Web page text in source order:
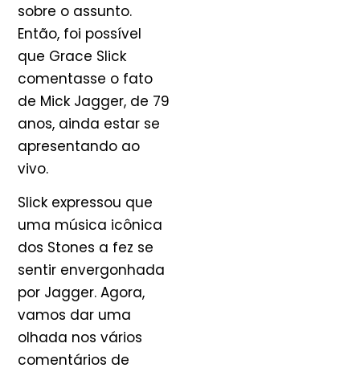
sobre o assunto.
Então, foi possível
que Grace Slick
comentasse o fato
de Mick Jagger, de 79
anos, ainda estar se
apresentando ao
vivo.
Slick expressou que
uma música icônica
dos Stones a fez se
sentir envergonhada
por Jagger. Agora,
vamos dar uma
olhada nos vários
comentários de